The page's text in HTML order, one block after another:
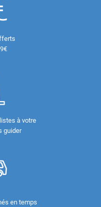
à votre
guider
en temps